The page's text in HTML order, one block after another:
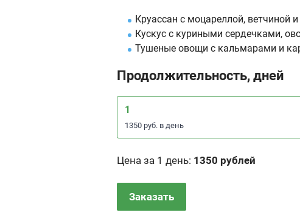
Круассан с моцареллой, ветчиной
Кускус с куриными сердечками,
Тушеные овощи с кальмарами и
Продолжительность, дней
1
1350 руб. в день
Цена за 1 день: 1350 рублей
Заказать